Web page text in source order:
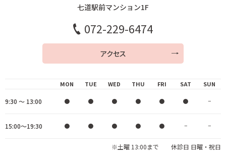
七道駅前マンション1F
072-229-6474
アクセス
MON TUE WED THU FRI SAT SUN
※土曜 13:00まで 休診日 日曜・祝日
9:30 ～ 13:00 ● ● ● ● ● ● −
15:00～19:30 ● ● ● ● ● − −